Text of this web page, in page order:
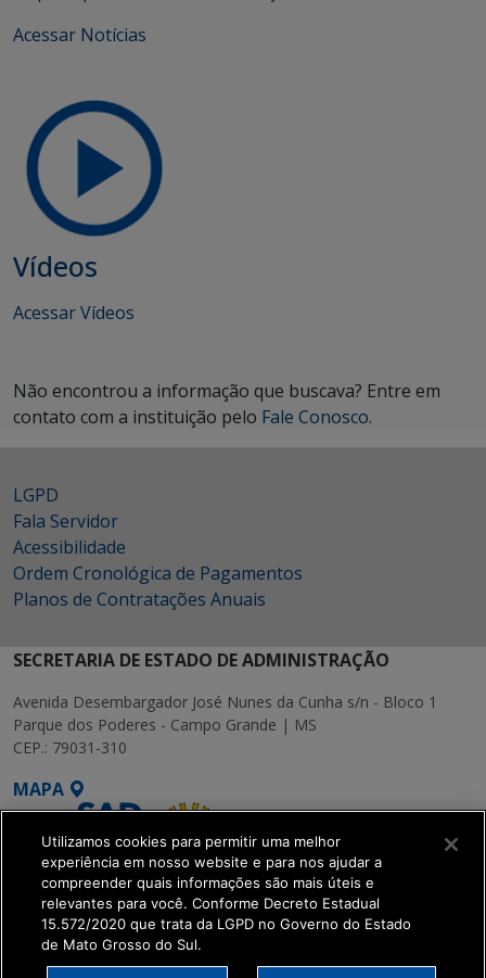
Acessar Notícias
Vídeos
Acessar Vídeos
Não encontrou a informação que buscava? Entre em
contato com a instituição pelo Fale Conosco.
LGPD
Fala Servidor
Acessibilidade
Ordem Cronológica de Pagamentos
Planos de Contratações Anuais
SECRETARIA DE ESTADO DE ADMINISTRAÇÃO
Avenida Desembargador José Nunes da Cunha s/n - Bloco 1
Parque dos Poderes - Campo Grande | MS
CEP.: 79031-310
MAPA
SETDIG | Secretaria-
Executiva de
Utilizamos cookies para permitir uma melhor
experiência em nosso website e para nos ajudar a
compreender quais informações são mais úteis e
relevantes para você. Conforme Decreto Estadual
15.572/2020 que trata da LGPD no Governo do Estado
de Mato Grosso do Sul.